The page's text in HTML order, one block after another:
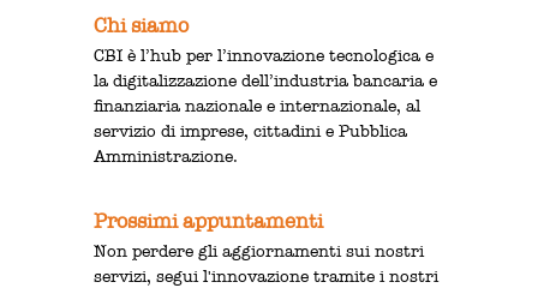
Chi siamo
CBI è l’hub per l’innovazione tecnologica e
la digitalizzazione dell’industria bancaria e
finanziaria nazionale e internazionale, al
servizio di imprese, cittadini e Pubblica
Amministrazione.
Prossimi appuntamenti
Non perdere gli aggiornamenti sui nostri
servizi, segui l'innovazione tramite i nostri